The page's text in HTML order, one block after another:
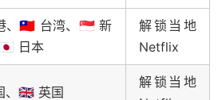
、🇹🇼 台湾、🇸🇬 新
日本
解锁当地
Netflix
、🇬🇧 英国
解锁当地